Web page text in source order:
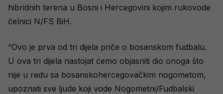
hibridnih terena u Bosni i Hercegovini kojim rukovode
čelnici N/FS BiH.
“Ovo je prva od tri dijela priče o bosanskom fudbalu.
U ova tri dijela nastojat ćemo objasniti dio onoga što
nije u redu sa bosanskohercegovačkim nogometom,
upoznati sve ljude koji vode Nogometni/Fudbalski